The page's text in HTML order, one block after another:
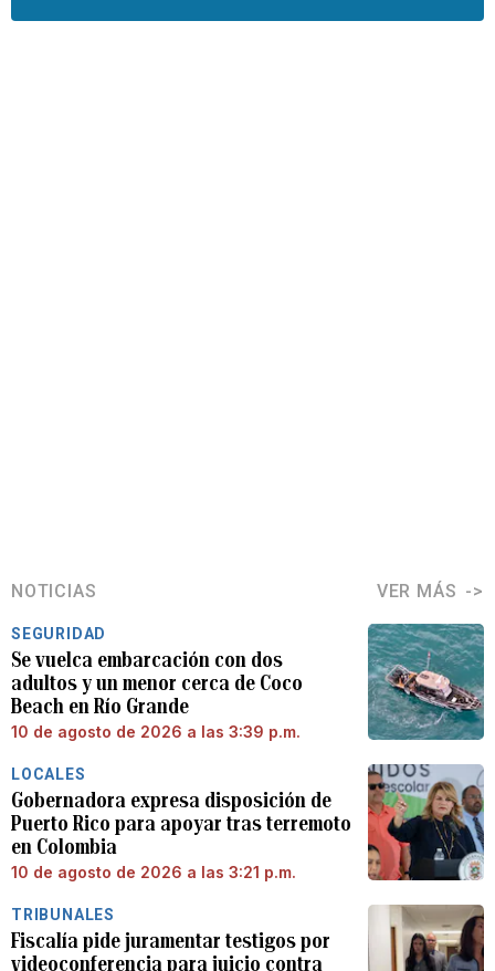
NOTICIAS VER MÁS
SEGURIDAD
Se vuelca embarcación con dos
adultos y un menor cerca de Coco
Beach en Río Grande
10 de agosto de 2026 a las 3:39 p.m.
LOCALES
Gobernadora expresa disposición de
Puerto Rico para apoyar tras terremoto
en Colombia
10 de agosto de 2026 a las 3:21 p.m.
TRIBUNALES
Fiscalía pide juramentar testigos por
videoconferencia para juicio contra